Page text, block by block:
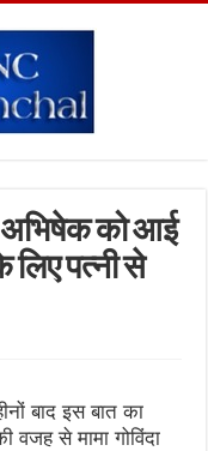
अभिषेक को आई
लिए पत्नी से
बाद इस बात का
वजह से मामा गोविंदा